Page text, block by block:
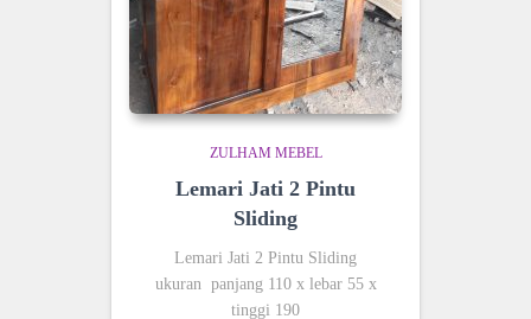
ZULHAM MEBEL
Lemari Jati 2 Pintu
Sliding
Lemari Jati 2 Pintu Sliding
ukuran panjang 110 x lebar 55 x
tinggi 190